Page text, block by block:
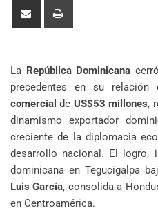
Share
La República Dominicana
precedentes en su relación
comercial de US$53 millones,
dinamismo exportador
creciente de la diplomacia
desarrollo nacional. El logro,
dominicana en Tegucigalpa
Luis García, consolida a
en Centroamérica.